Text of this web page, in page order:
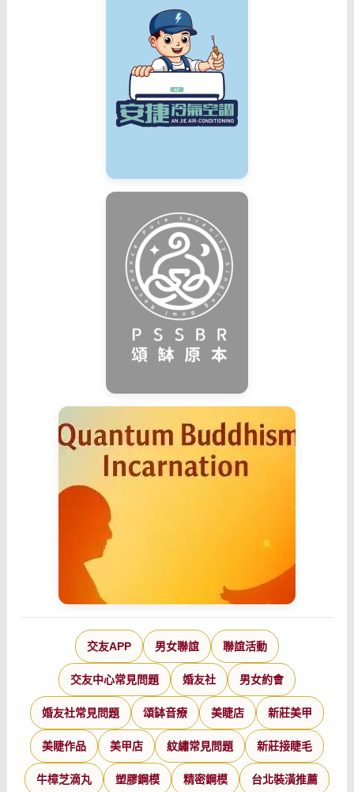
交友APP 男女聯誼 聯誼活動
交友中心常見問題 婚友社 男女約會
婚友社常見問題 頌缽音療 美睫店 新莊美甲
美睫作品 美甲店 紋繡常見問題 新莊接睫毛
牛樟芝滴丸 塑膠鋼模 精密鋼模 台北裝潢推薦